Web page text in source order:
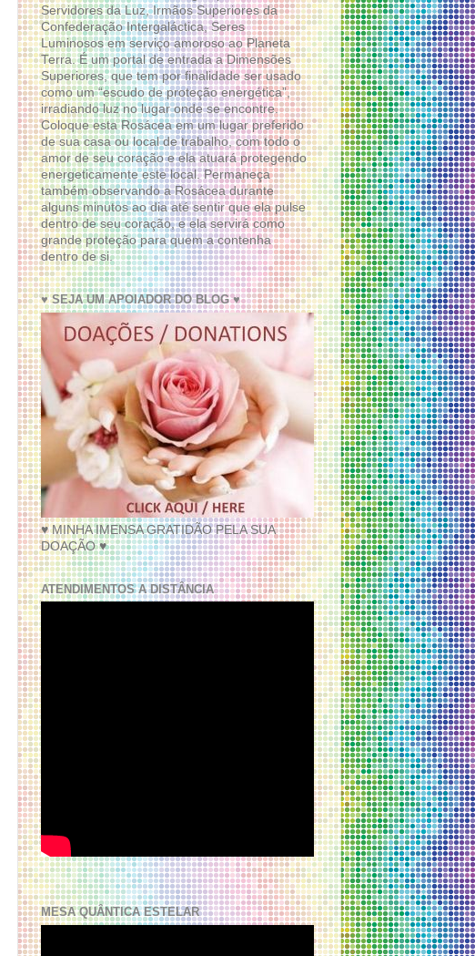
Servidores da Luz, Irmãos Superiores da
Confederação Intergaláctica, Seres
Luminosos em serviço amoroso ao Planeta
Terra. É um portal de entrada a Dimensões
Superiores, que tem por finalidade ser usado
como um “escudo de proteção energética”,
irradiando luz no lugar onde se encontre.
Coloque esta Rosácea em um lugar preferido
de sua casa ou local de trabalho, com todo o
amor de seu coração e ela atuará protegendo
energeticamente este local. Permaneça
também observando a Rosácea durante
alguns minutos ao dia até sentir que ela pulse
dentro de seu coração, e ela servirá como
grande proteção para quem a contenha
dentro de si.
♥ SEJA UM APOIADOR DO BLOG ♥
♥ MINHA IMENSA GRATIDÃO PELA SUA
DOAÇÃO ♥
ATENDIMENTOS A DISTÂNCIA
MESA QUÂNTICA ESTELAR